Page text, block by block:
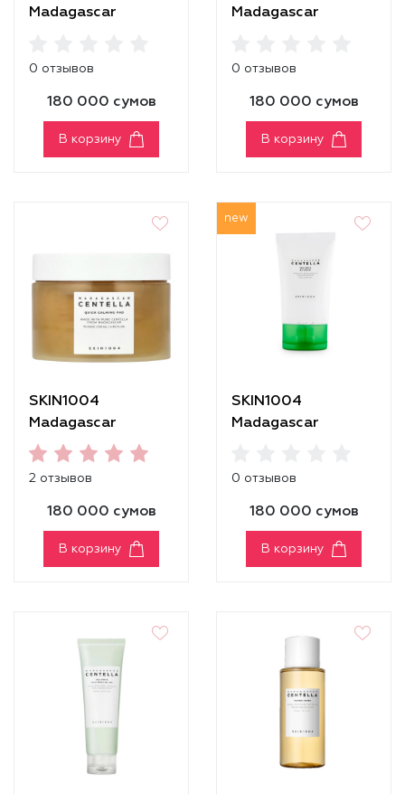
Madagascar
0 отзывов
180 000 сумов
В корзину
Madagascar
0 отзывов
180 000 сумов
В корзину
SKIN1004
Madagascar
Centella Quick
Calming Pad
2 отзывов
180 000 сумов
В корзину
new
SKIN1004
Madagascar
0 отзывов
180 000 сумов
В корзину